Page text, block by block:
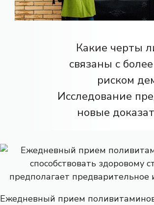
Какие черты
связаны с
риском
Исследование
новые
Ежедневный прием